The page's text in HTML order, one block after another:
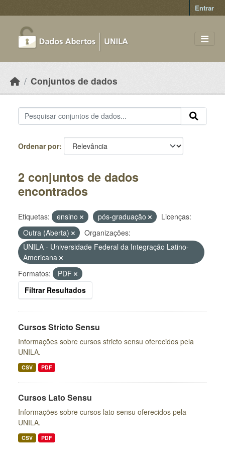
Entrar
Conjuntos de dados
Ordenar por
2 conjuntos de dados
encontrados
Etiquetas: ensino pós-graduação
Licenças:
Outra (Aberta)
Organizações:
UNILA - Universidade Federal da Integração Latino-
Americana
Formatos:
PDF
Filtrar Resultados
Cursos Stricto Sensu
Informações sobre cursos stricto sensu oferecidos pela
UNILA.
CSV PDF
Cursos Lato Sensu
Informações sobre cursos lato sensu oferecidos pela
UNILA.
CSV PDF